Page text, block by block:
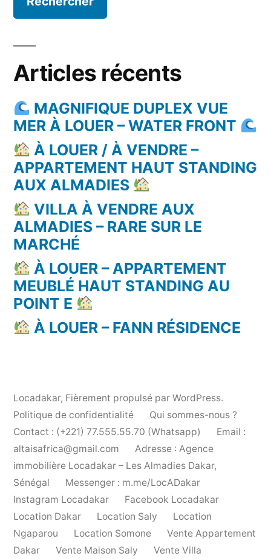
Articles récents
MAGNIFIQUE DUPLEX VUE
MER À LOUER – WATER FRONT
À LOUER / À VENDRE –
APPARTEMENT HAUT STANDING
AUX ALMADIES
VILLA À VENDRE AUX
ALMADIES – RARE SUR LE
MARCHÉ
À LOUER – APPARTEMENT
MEUBLÉ HAUT STANDING AU
POINT E
À LOUER – FANN RÉSIDENCE
Locadakar, Fièrement propulsé par WordPress.
Politique de confidentialité
Qui sommes-nous ?
Contact : (+221) 77.555.55.70 (Whatsapp)
Email :
altaisafrica@gmail.com
Adresse : Agence
immobilière Locadakar – Les Almadies Dakar,
Sénégal
Messenger : m.me/LocADakar
Instagram Locadakar
Facebook Locadakar
Location Dakar
Location Saly
Location
Ngaparou
Location Somone
Vente Appartement
Dakar
Vente Maison Saly Vente Villa